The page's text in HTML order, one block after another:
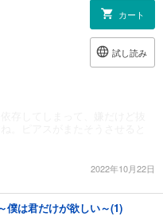
カート
試し読み
2022年10月22日
僕は君だけが欲しい～(1)